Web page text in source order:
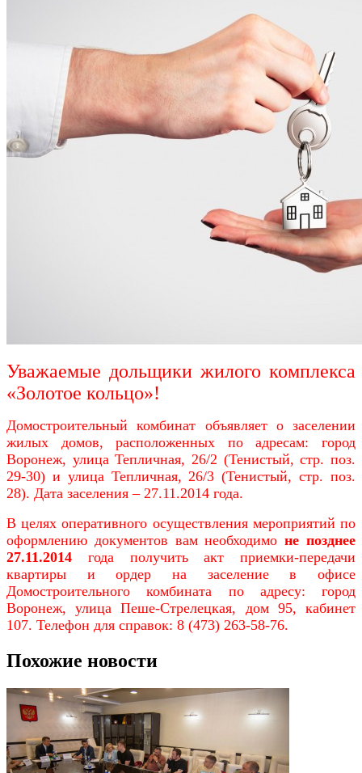
Уважаемые дольщики жилого комплекса
«Золотое кольцо»!
Домостроительный комбинат объявляет о заселении
жилых домов, расположенных по адресам: город
Воронеж, улица Тепличная, 26/2 (Тенистый, стр. поз.
29-30) и улица Тепличная, 26/3 (Тенистый, стр. поз.
28). Дата заселения – 27.11.2014 года.
В целях оперативного осуществления мероприятий по
оформлению документов вам необходимоне позднее
27.11.2014 года получить акт приемки-передачи
квартиры и ордер на заселение в офисе
Домостроительного комбината по адресу: город
Воронеж, улица Пеше-Стрелецкая, дом 95, кабинет
107. Телефон для справок: 8 (473) 263-58-76.
Похожие новости